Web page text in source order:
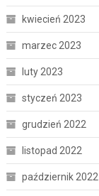
kwiecień 2023
marzec 2023
luty 2023
styczeń 2023
grudzień 2022
listopad 2022
październik 2022